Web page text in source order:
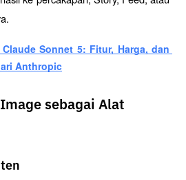
Sonnet 5: Fitur, Harga, dan
Anthropic
sebagai Alat